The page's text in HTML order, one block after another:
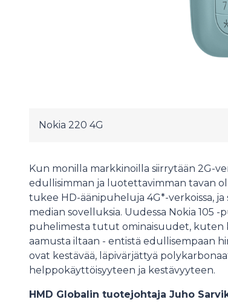
Nokia 220 4G
Kun monilla markkinoilla siirrytään 2G-
edullisimman ja luotettavimman tavan
tukee HD-äänipuheluja 4G*-verkoissa, ja
median sovelluksia. Uudessa Nokia 105
puhelimesta tutut ominaisuudet, kuten
aamusta iltaan - entistä edullisempaan
ovat kestävää, läpivärjättyä
helppokäyttöisyyteen ja kestävyyteen.
HMD Globalin tuotejohtaja Juho